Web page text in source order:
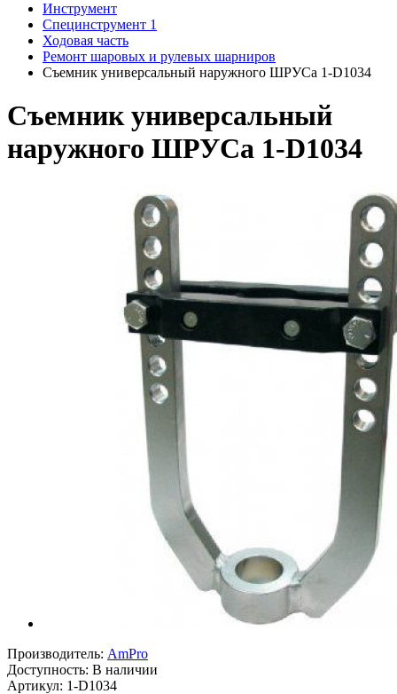
Инструмент
Специнструмент 1
Ходовая часть
Ремонт шаровых и рулевых шарниров
Съемник универсальный наружного ШРУСа 1-D1034
Съемник универсальный
наружного ШРУСа 1-D1034
Производитель: AmPro
Доступность: В наличии
Артикул: 1-D1034